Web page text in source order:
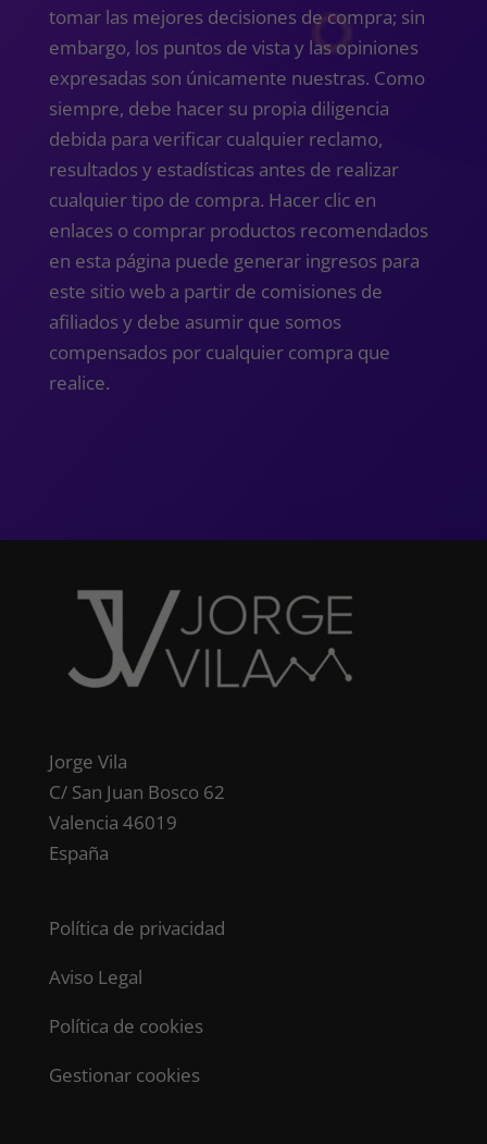
tomar las mejores decisiones de compra; sin
embargo, los puntos de vista y las opiniones
expresadas son únicamente nuestras. Como
siempre, debe hacer su propia diligencia
debida para verificar cualquier reclamo,
resultados y estadísticas antes de realizar
cualquier tipo de compra. Hacer clic en
enlaces o comprar productos recomendados
en esta página puede generar ingresos para
este sitio web a partir de comisiones de
afiliados y debe asumir que somos
compensados ​​por cualquier compra que
realice.
Jorge Vila
C/ San Juan Bosco 62
Valencia 46019
España
Política de privacidad
Aviso Legal
Política de cookies
Gestionar cookies